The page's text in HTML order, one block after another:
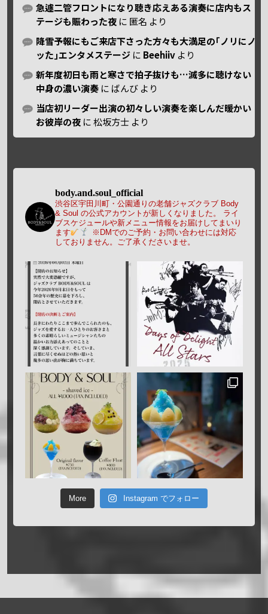
急遽二管フロントになり聴き応えある演奏に店内もス
テージも賑わった夜 に 匿名 より
降雪予報にもご来店下さった方々も大満足の｢ノリにノ
ッた｣エンタメステージ に Beehiiv より
新年度初日も雨と寒さで拍子抜けも…滅多に聴けない
中身の濃い演奏 に ばんび より
当店初リーダー出演の初々しい演奏を楽しんだ暖かい
お彼岸の夜 に松坂方士 より
body.and.soul_official
渋谷区宇田川町・公園通りの老舗ジャズクラブ Body
& Soul の公式アカウントが新しくなりました。
ライ
ブスケジュールや新メニュー情報をお届けしてまいり
ます
※DMでのご予約・お問い合わせには対応
しておりません。ご了承くださいませ。
More Instagram でフォロー